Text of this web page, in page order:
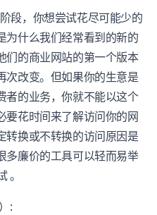
段，你想尝试花尽可能少的
为什么我们经常看到的新的
们的商业网站的第一个版本
次改变。但如果你的生意是
者的业务，你就不能以这个
要花时间来了解访问你的网
转换或不转换的访问原因是
多廉价的工具可以轻而易举
。
: